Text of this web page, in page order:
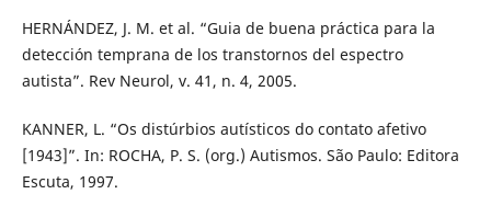
HERNÁNDEZ, J. M. et al. “Guia de buena práctica para la
detección temprana de los transtornos del espectro
autista”. Rev Neurol, v. 41, n. 4, 2005.
KANNER, L. “Os distúrbios autísticos do contato afetivo
[1943]”. In: ROCHA, P. S. (org.) Autismos. São Paulo: Editora
Escuta, 1997.